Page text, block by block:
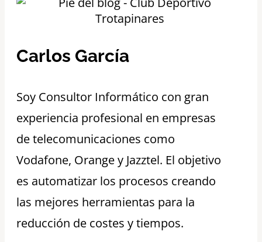
Carlos García
Soy Consultor Informático con gran
experiencia profesional en empresas
de telecomunicaciones como
Vodafone, Orange y Jazztel. El objetivo
es automatizar los procesos creando
las mejores herramientas para la
reducción de costes y tiempos.